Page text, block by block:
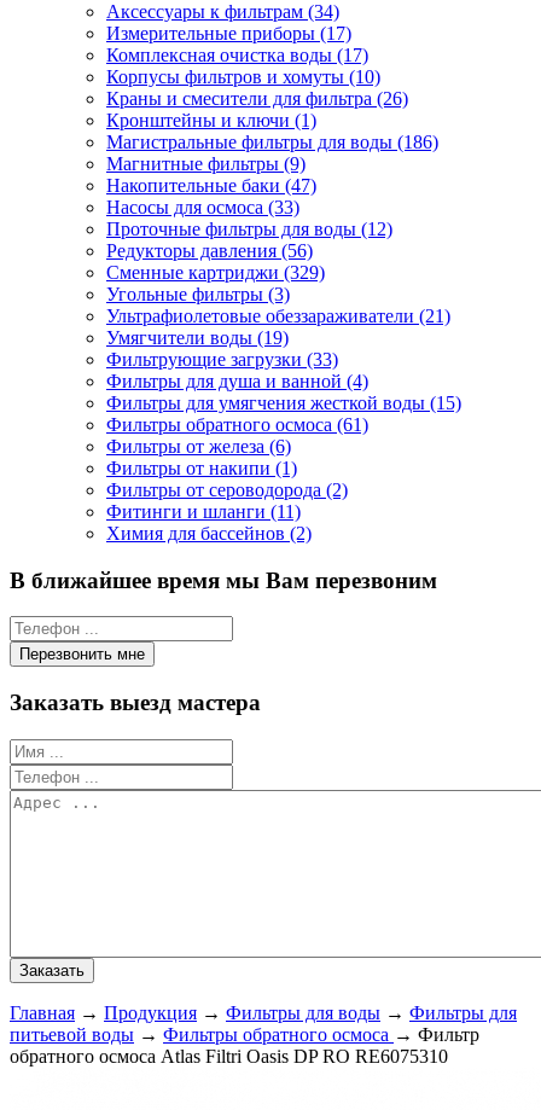
Аксессуары к фильтрам (34)
Измерительные приборы (17)
Комплексная очистка воды (17)
Корпусы фильтров и хомуты (10)
Краны и смесители для фильтра (26)
Кронштейны и ключи (1)
Магистральные фильтры для воды (186)
Магнитные фильтры (9)
Накопительные баки (47)
Насосы для осмоса (33)
Проточные фильтры для воды (12)
Редукторы давления (56)
Сменные картриджи (329)
Угольные фильтры (3)
Ультрафиолетовые обеззараживатели (21)
Умягчители воды (19)
Фильтрующие загрузки (33)
Фильтры для душа и ванной (4)
Фильтры для умягчения жесткой воды (15)
Фильтры обратного осмоса (61)
Фильтры от железа (6)
Фильтры от накипи (1)
Фильтры от сероводорода (2)
Фитинги и шланги (11)
Химия для бассейнов (2)
В ближайшее время мы Вам перезвоним
Заказать выезд мастера
Главная → Продукция → Фильтры для воды → Фильтры для
питьевой воды → Фильтры обратного осмоса → Фильтр
обратного осмоса Atlas Filtri Oasis DP RO RE6075310